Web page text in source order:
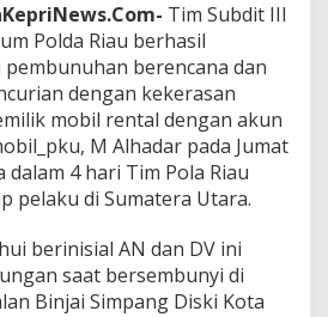
D
a
s
b
o
a
r
d
,
a
s
c
Tim Subdit III
Polda Riau berhasil
berencana dan
dengan kekerasan
mobil rental dengan akun
M Alhadar pada Jumat
dalam 4 hari Tim Pola Riau
pelaku di Sumatera Utara.
berinisial AN dan DV ini
saat bersembunyi di
Binjai Simpang Diski Kota